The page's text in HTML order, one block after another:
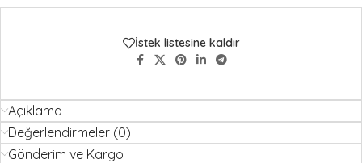
İstek listesine kaldır
Açıklama
Değerlendirmeler (0)
Gönderim ve Kargo